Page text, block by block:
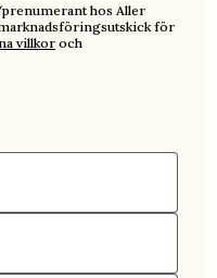
hos Aller
för
villkoroch